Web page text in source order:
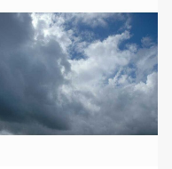
無料ダウンロード